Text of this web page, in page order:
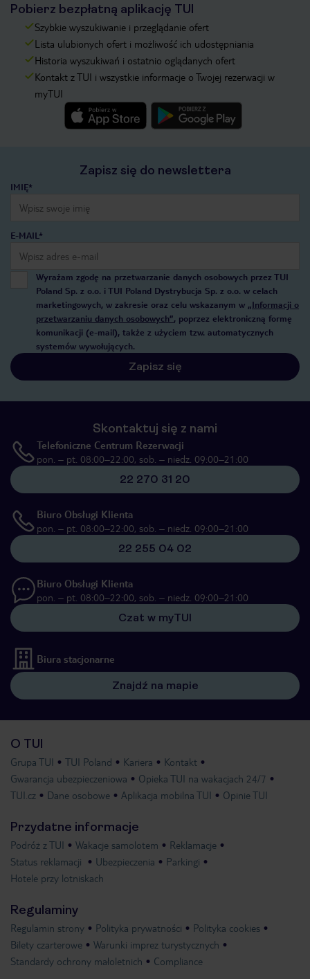
Pobierz bezpłatną aplikację TUI
Szybkie wyszukiwanie i przeglądanie ofert
Lista ulubionych ofert i możliwość ich udostępniania
Historia wyszukiwań i ostatnio oglądanych ofert
Kontakt z TUI i wszystkie informacje o Twojej rezerwacji w
myTUI
Zapisz się do newslettera
IMIĘ*
E-MAIL*
Wyrażam zgodę na przetwarzanie danych osobowych przez TUI
Poland Sp. z o.o. i TUI Poland Dystrybucja Sp. z o.o. w celach
marketingowych, w zakresie oraz celu wskazanym w „Informacji o
przetwarzaniu danych osobowych”, poprzez elektroniczną formę
komunikacji (e-mail), także z użyciem tzw. automatycznych
systemów wywołujących.
Zapisz się
Skontaktuj się z nami
Telefoniczne Centrum Rezerwacji
pon. – pt. 08:00–22:00, sob. – niedz. 09:00–21:00
22 270 31 20
Biuro Obsługi Klienta
pon. – pt. 08:00–22:00, sob. – niedz. 09:00–21:00
22 255 04 02
Biuro Obsługi Klienta
pon. – pt. 08:00–22:00, sob. – niedz. 09:00–21:00
Czat w myTUI
Biura stacjonarne
Znajdź na mapie
O TUI
Grupa TUI TUI Poland Kariera
Kontakt
Gwarancja ubezpieczeniowa
Opieka TUI na wakacjach 24/7
TUI.cz
Dane osobowe Aplikacja mobilna TUI Opinie TUI
Przydatne informacje
Podróż z TUI Wakacje samolotem
Reklamacje
Status reklamacji
Ubezpieczenia
Parkingi
Hotele przy lotniskach
Regulaminy
Regulamin strony Polityka prywatności
Polityka cookies
Bilety czarterowe
Warunki imprez turystycznych
Standardy ochrony małoletnich
Compliance